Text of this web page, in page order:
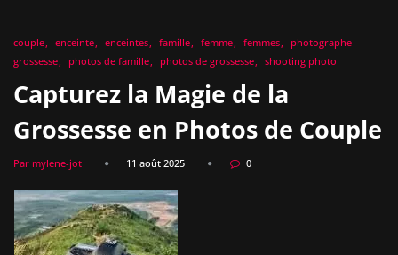
couple enceinte enceintes famille femme femmes
photographe
grossesse
photos de famille photos de grossesse shooting photo
Capturez la Magie de la
Grossesse en Photos de Couple
Par mylene-jot 11 août 2025 0